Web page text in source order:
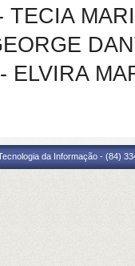
TECIA
ELVIRA
da Informação - (84)